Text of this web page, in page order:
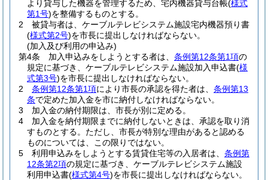
より貸与した機器を管理するため、宅内機器貸与台帳(様式
第1号)を整備するものとする。
2
被貸与者は、ケーブルテレビシステム施設宅内機器預り書
(様式第2号)を市長に提出しなければならない。
(加入及び利用の申込み)
第4条
加入申込みをしようとする者は、 条例第12条第1項の
規定に基づき、ケーブルテレビシステム施設加入申込書(様
式第3号)を市長に提出しなければならない。
2
条例第12条第1項により市長の承認を得た者は、 条例第13
条で定めた加入金を市に納付しなければならない。
3
加入金の納付期限は、市長が別に定める。
4
加入金を納付期限までに納付しないときは、承認を取り消
すものとする。 ただし、市長が特別な理由があると認める
ものについては、この限りではない。
5
利用申込みをしようとする賃貸住宅等の入居者は、 条例第
12条第2項の規定に基づき、ケーブルテレビシステム施設
利用申込書(様式第4号)を市長に提出しなければならない。